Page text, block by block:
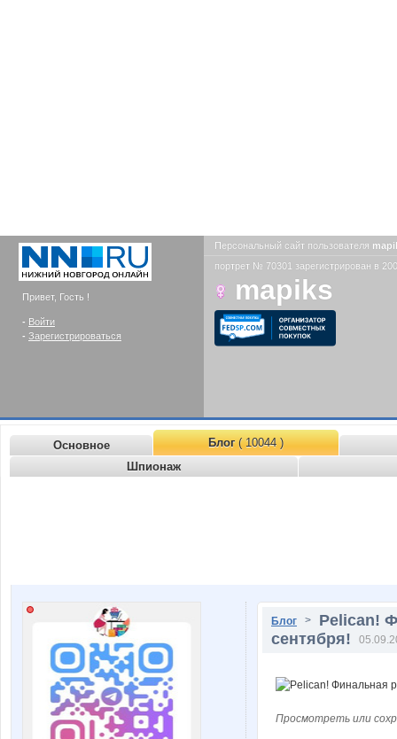
Привет, Гость !
- Войти
- Зарегистрироваться
Персональный сайт пользователя
портрет № 70301 зарегистрирован в
mapiks
Основное Блог( 10044 )
Шпионаж
Блог > Pelican!
сентября!
Просмотреть или